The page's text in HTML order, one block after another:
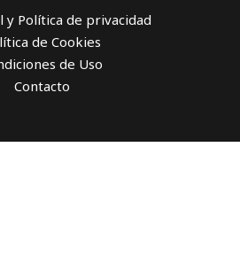
y Política de privacidad
de Cookies
de Uso
Contacto